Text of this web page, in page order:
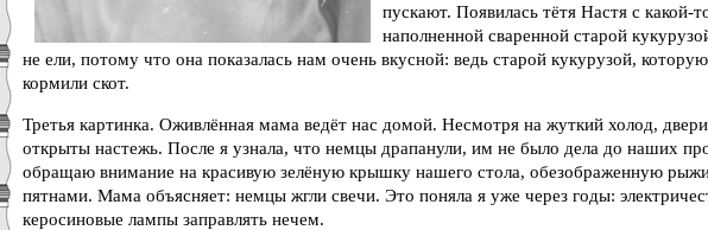
пускают. Появилась тётя Настя с какой-
наполненной сваренной старой
не ели, потому что она показалась нам очень вкусной: ведь старой кукурузой,
кормили скот.
Третья картинка. Оживлённая мама ведёт нас домой. Несмотря на жуткий холод,
открыты настежь. После я узнала, что немцы драпанули, им не было дела до наших
обращаю внимание на красивую зелёную крышку нашего стола, обезображенную
пятнами. Мама объясняет: немцы жгли свечи. Это поняла я уже через годы:
керосиновые лампы заправлять нечем.